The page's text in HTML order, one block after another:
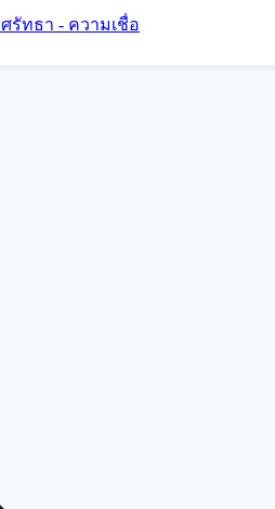
ศรัทธา - ความเชื่อ